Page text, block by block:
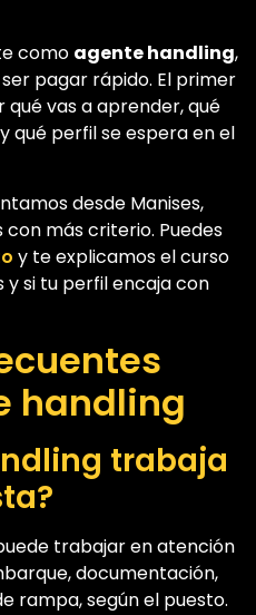
como agente handling,
pagar rápido. El primer
vas a aprender, qué
qué perfil se espera en el
desde Manises,
más criterio. Puedes
y te explicamos el curso
y si tu perfil encaja con
handling
trabaja
trabajar en atención
documentación,
rampa, según el puesto.